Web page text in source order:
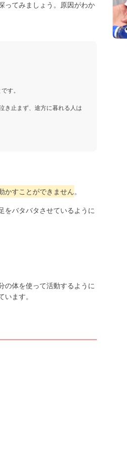
ってみましょう。原因がわか
す。
き止まず、途方に暮れる人は
かすことができません。
をバタバタさせているように
の体を使って活動するように
ます。